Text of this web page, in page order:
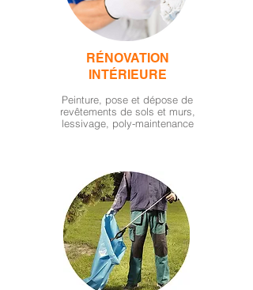
RÉNOVATION
INTÉRIEURE
Peinture, pose et dépose de
revêtements de sols et murs,
lessivage, poly-maintenance